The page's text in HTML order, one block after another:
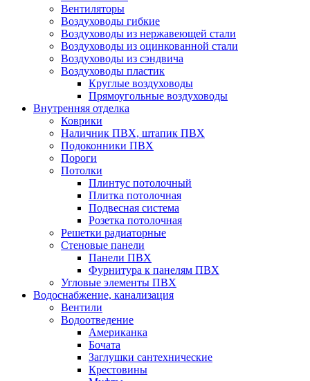
Вентиляторы
Воздуховоды гибкие
Воздуховоды из нержавеющей стали
Воздуховоды из оцинкованной стали
Воздуховоды из сэндвича
Воздуховоды пластик
Круглые воздуховоды
Прямоугольные воздуховоды
Внутренняя отделка
Коврики
Наличник ПВХ, штапик ПВХ
Подоконники ПВХ
Пороги
Потолки
Плинтус потолочный
Плитка потолочная
Подвесная система
Розетка потолочная
Решетки радиаторные
Стеновые панели
Панели ПВХ
Фурнитура к панелям ПВХ
Угловые элементы ПВХ
Водоснабжение, канализация
Вентили
Водоотведение
Американка
Бочата
Заглушки сантехнические
Крестовины